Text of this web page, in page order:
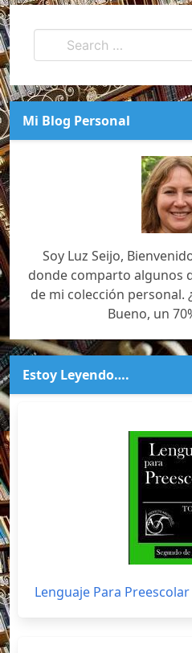
Mi Blog Personal
Soy Luz Seijo,
donde comparto algunos
de mi colección personal.
Bueno, un
Estoy Leyendo….
Lenguaje Para